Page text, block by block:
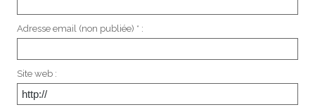
Adresse email (non publiée) * :
Site web :